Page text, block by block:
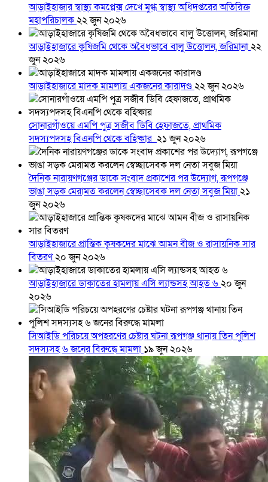
আড়াইহাজার স্বাস্থ্য কমপ্লেক্স দেখে মুগ্ধ স্বাস্থ্য অধিদপ্তরের অতিরিক্ত
মহাপরিচালক২২ জুন ২০২৬
আড়াইহাজারে কৃষিজমি থেকে অবৈধভাবে বালু উত্তোলন, জরিমানা২২
জুন ২০২৬
আড়াইহাজারে মাদক মামলায় একজনের কারাদণ্ড২২ জুন ২০২৬
সোনারগাঁওয়ে এমপি পুত্র সজীব ডিবি হেফাজতে, প্রাথমিক
সদস্যপদসহ বিএনপি থেকে বহিষ্কার ২১ জুন ২০২৬
দৈনিক নারায়ণগঞ্জের ডাকে সংবাদ প্রকাশের পর উদ্যোগ, রূপগঞ্জে
ভাঙা সড়ক মেরামত করলেন স্বেচ্ছাসেবক দল নেতা সবুজ মিয়া২১
জুন ২০২৬
আড়াইহাজারে প্রান্তিক কৃষকদের মাঝে আমন বীজ ও রাসায়নিক সার
বিতরণ২০ জুন ২০২৬
আড়াইহাজারে ডাকাতের হামলায় এসি ল্যান্ডসহ আহত ৬২০ জুন
২০২৬
সিআইডি পরিচয়ে অপহরণের চেষ্টার ঘটনা রূপগঞ্জ থানায় তিন পুলিশ
সদস্যসহ ৬ জনের বিরুদ্ধে মামলা ১৯ জুন ২০২৬